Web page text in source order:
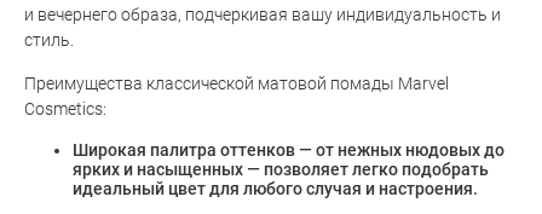
и вечернего образа, подчеркивая вашу индивидуальность и
стиль.
Преимущества классической матовой помады Marvel
Cosmetics:
Широкая палитра оттенков — от нежных нюдовых до
ярких и насыщенных — позволяет легко подобрать
идеальный цвет для любого случая и настроения.